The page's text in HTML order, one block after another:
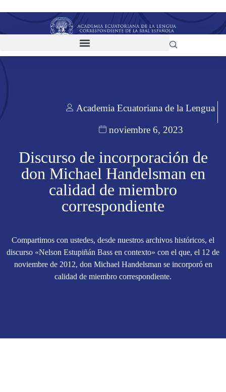
Academia Ecuatoriana de la Lengua
noviembre 6, 2023
Discurso de incorporación de
don Michael Handelsman en
calidad de miembro
correspondiente
Compartimos con ustedes, desde nuestros archivos históricos, el
discurso «Nelson Estupiñán Bass en contexto» con el que, el 12 de
noviembre de 2012, don Michael Handelsman se incorporó en
calidad de miembro correspondiente.